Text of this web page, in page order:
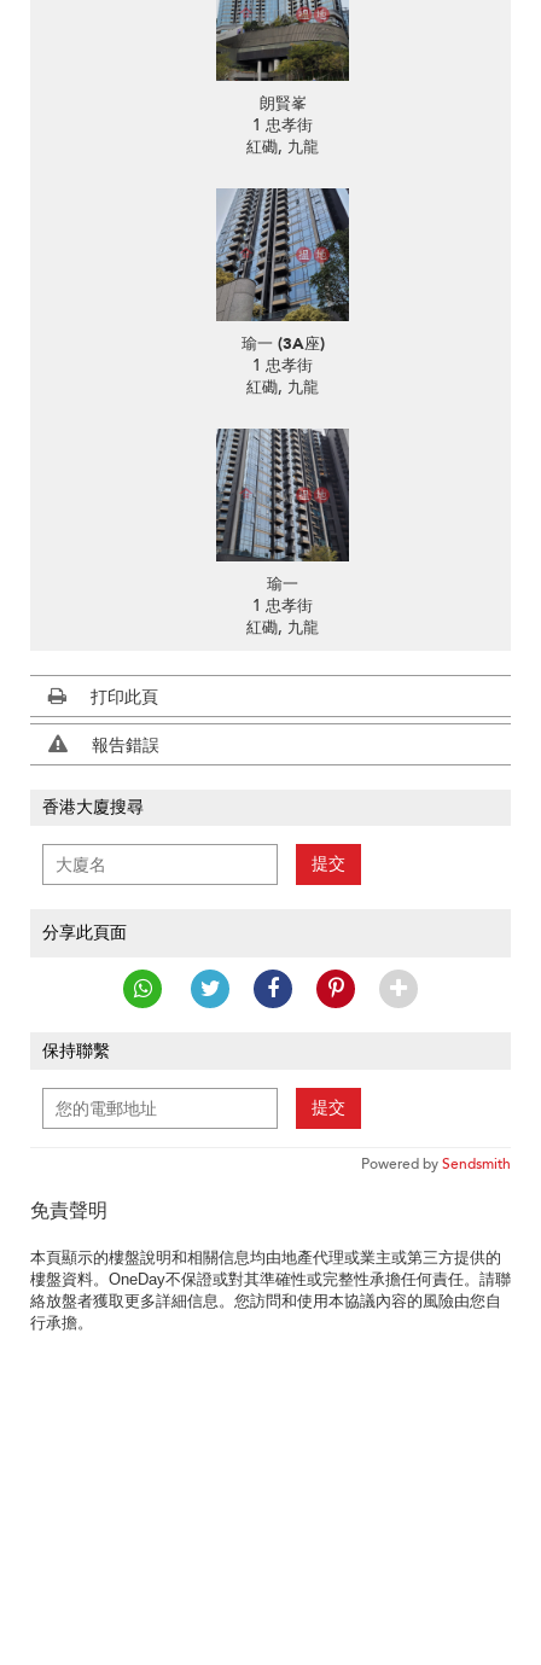
朗賢峯
1 忠孝街
紅磡, 九龍
瑜一 (3A座)
1 忠孝街
紅磡, 九龍
瑜一
1 忠孝街
紅磡, 九龍
打印此頁
報告錯誤
香港大廈搜尋
提交
分享此頁面
保持聯繫
提交
Powered bySendsmith
免責聲明
本頁顯示的樓盤說明和相關信息均由地產代理或業主或第三方提供的
樓盤資料。OneDay不保證或對其準確性或完整性承擔任何責任。請聯
絡放盤者獲取更多詳細信息。您訪問和使用本協議內容的風險由您自
行承擔。